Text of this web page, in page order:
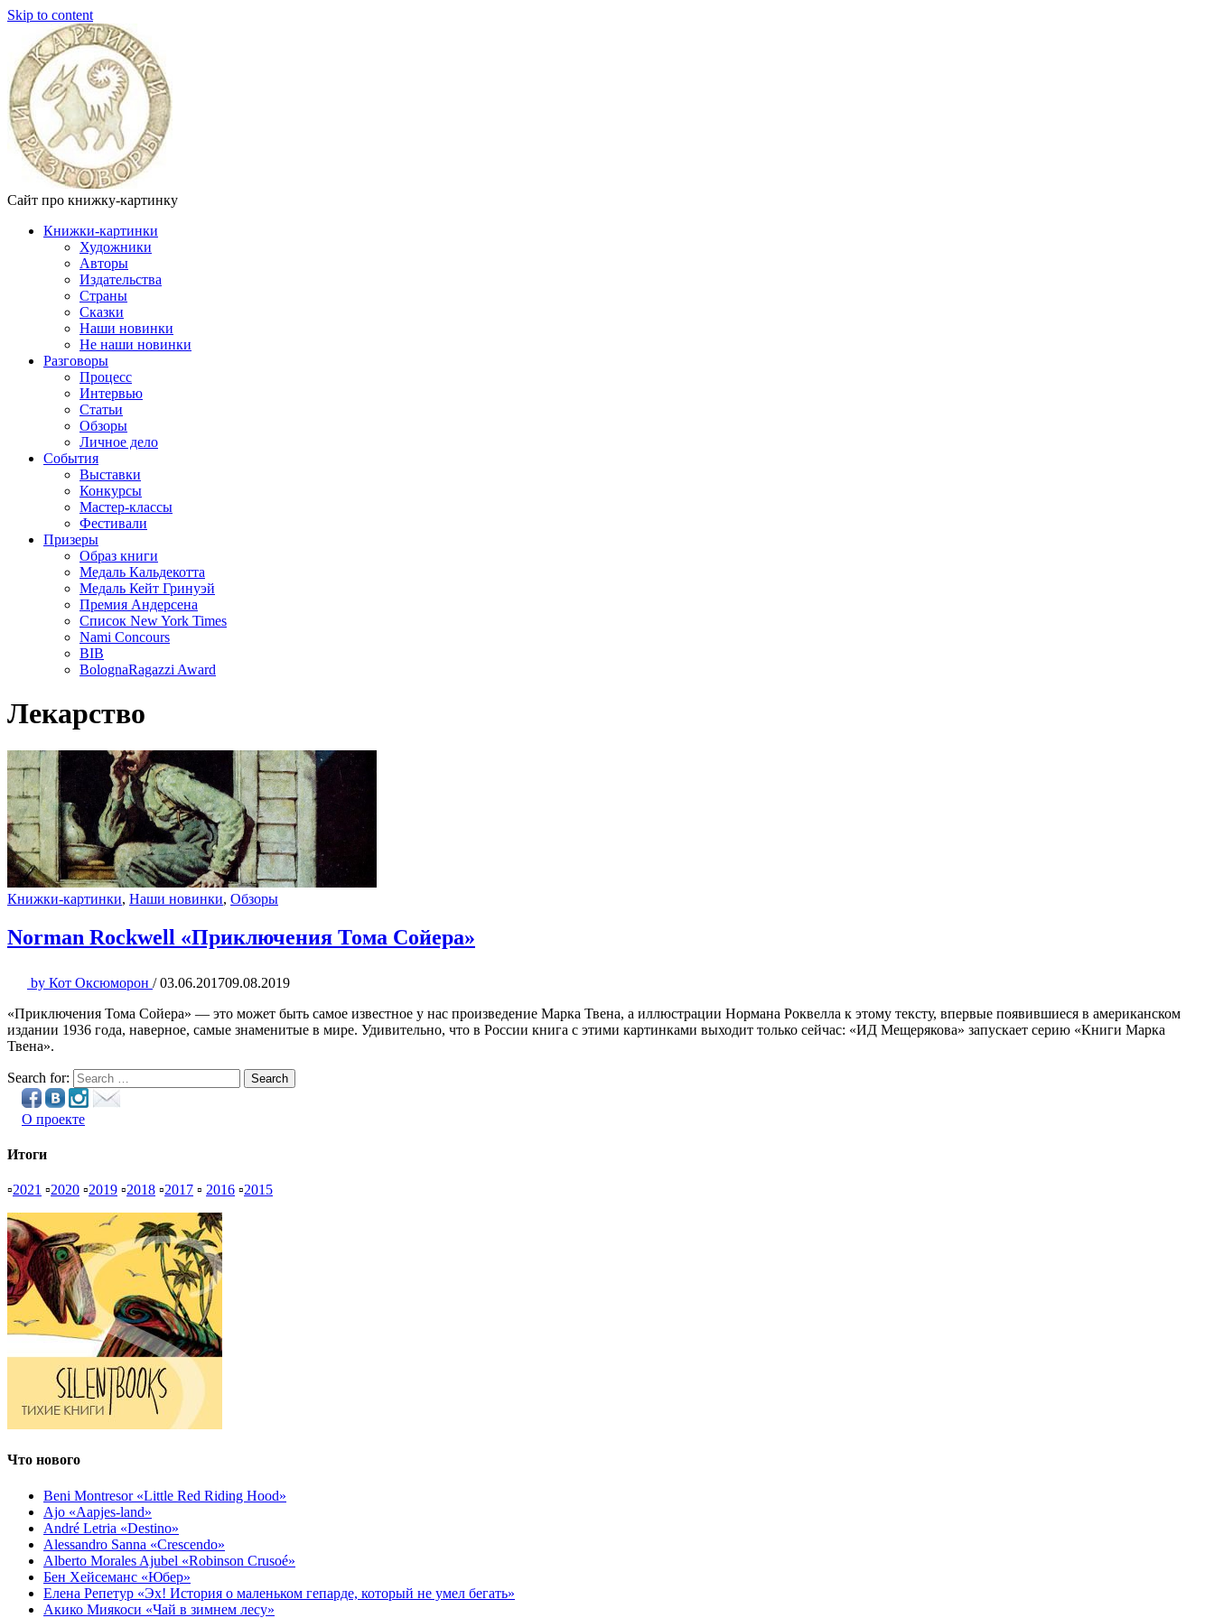
Skip to content
Сайт про книжку-картинку
Книжки-картинки
Художники
Авторы
Издательства
Страны
Сказки
Наши новинки
Не наши новинки
Разговоры
Процесс
Интервью
Статьи
Обзоры
Личное дело
События
Выставки
Конкурсы
Мастер-классы
Фестивали
Призеры
Образ книги
Медаль Кальдекотта
Медаль Кейт Гринуэй
Премия Андерсена
Список New York Times
Nami Concours
BIB
BolognaRagazzi Award
Лекарство
Книжки-картинки, Наши новинки, Обзоры
Norman Rockwell «Приключения Тома Сойера»
by Кот Оксюморон / 03.06.201709.08.2019
«Приключения Тома Сойера» — это может быть самое известное у нас произведение Марка Твена, а иллюстрации Нормана Роквелла к этому тексту, впервые появившиеся в американском
издании 1936 года, наверное, самые знаменитые в мире. Удивительно, что в России книга с этими картинками выходит только сейчас: «ИД Мещерякова» запускает серию «Книги Марка
Твена».
Search for: Search
О проекте
Итоги
▫2021 ▫2020 ▫2019 ▫2018 ▫2017 ▫ 2016 ▫2015
Что нового
Beni Montresor «Little Red Riding Hood»
Ajo «Aapjes-land»
André Letria «Destino»
Alessandro Sanna «Crescendo»
Alberto Morales Ajubel «Robinson Crusoé»
Бен Хейсеманс «Юбер»
Елена Репетур «Эх! История о маленьком гепарде, который не умел бегать»
Акико Миякоси «Чай в зимнем лесу»